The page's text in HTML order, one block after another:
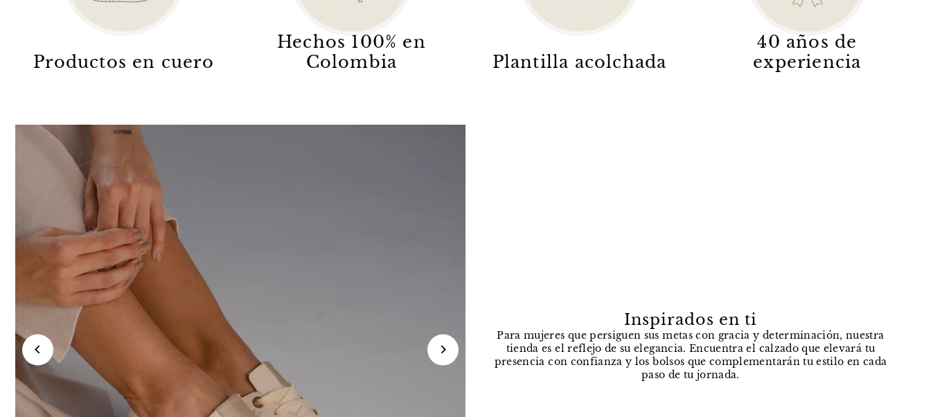
Productos en cuero
Hechos 100% en
Colombia
Plantilla acolchada
40 años de
experiencia
Inspirados en ti
Para mujeres que persiguen sus metas con gracia y determinación, nuestra
tienda es el reflejo de su elegancia. Encuentra el calzado que elevará tu
presencia con confianza y los bolsos que complementarán tu estilo en cada
paso de tu jornada.